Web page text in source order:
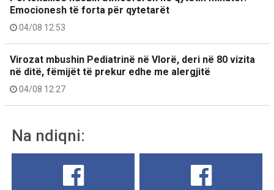
Emocionesh të forta për qytetarët
04/08 12:53
Virozat mbushin Pediatrinë në Vlorë, deri në 80 vizita
në ditë, fëmijët të prekur edhe me alergjitë
04/08 12:27
Na ndiqni: